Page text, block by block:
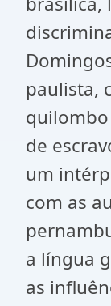
paulista,
de
um
com as
a língua
as